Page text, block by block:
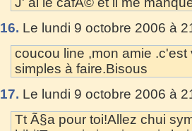
16. Le lundi 9 octobre 2006 à
coucou line ,mon amie
simples à faire.Bisous
17. Le lundi 9 octobre 2006 à
Tt Ã§a pour toi!Allez chui